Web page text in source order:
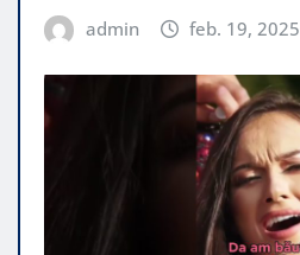
admin feb. 19, 2025